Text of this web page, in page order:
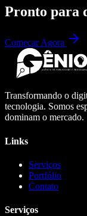
Pronto para
Começar Agora
Transformando o
tecnologia. Somos
dominam o mercado.
Links
Serviços
Portfólio
Contato
Serviços